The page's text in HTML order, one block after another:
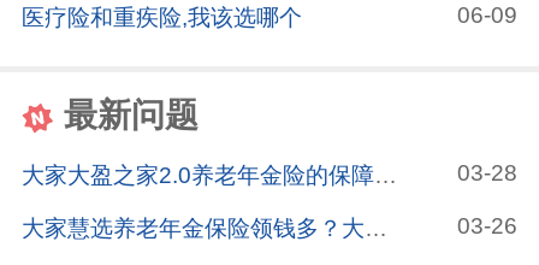
医疗险和重疾险,我该选哪个 06-09
最新问题
大家大盈之家2.0养老年金险的保障内容有哪些？大家大盈之家2.0养老年金险适合给6570岁的人买吗？一文分析！ 03-28
大家慧选养老年金保险领钱多？大家慧选养老年金保险保障好？注意它适合这些人投保！ 03-26